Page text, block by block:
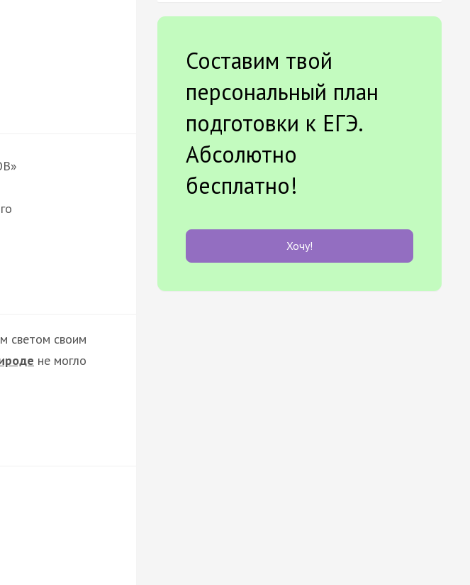
светом своим
не могло
Составим твой
персональный план
подготовки к ЕГЭ.
Абсолютно
бесплатно!
Хочу!